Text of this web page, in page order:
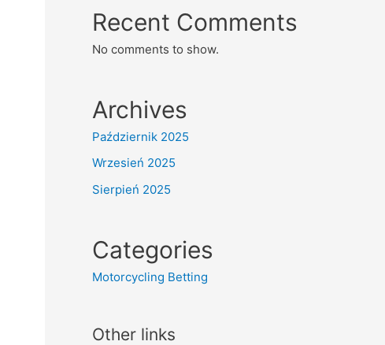
Recent Comments
No comments to show.
Archives
Październik 2025
Wrzesień 2025
Sierpień 2025
Categories
Motorcycling Betting
Other links